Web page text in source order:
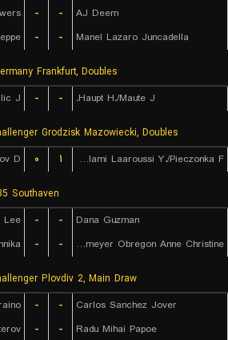
- -
AJ Deem
- - Manel Lazaro Juncadella
Frankfurt, Doubles
J.
- - Haupt H./Maute J.
Grodzisk Mazowiecki, Doubles
D.
۰ ۱ Lalami Laaroussi Y./Pieczonka F.
Southaven
Lee
- -
Dana Guzman
- - Lutkemeyer Obregon Anne Christine
Plovdiv 2, Main Draw
- -
Carlos Sanchez Jover
- - Radu Mihai Papoe